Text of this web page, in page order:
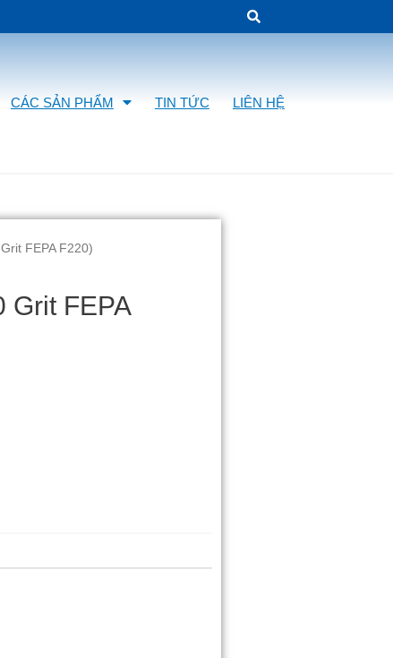
CÁC SẢN PHẨM TIN TỨC LIÊN HỆ
FEPA F220)
Grit FEPA